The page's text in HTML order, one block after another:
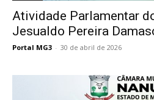
Atividade Parlamentar
Jesualdo Pereira
Portal MG3 - 30 de abril de 2026